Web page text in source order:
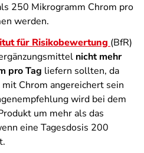
250 Mikrogramm Chrom pro
werden.
für Risikobewertung (BfR)
nicht mehr
pro Tag liefern sollten, da
Chrom angereichert sein
wird bei dem
um mehr als das
eine Tagesdosis 200